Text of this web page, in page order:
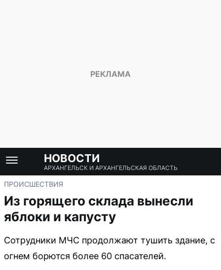
НОВОСТИ
АРХАНГЕЛЬСК И АРХАНГЕЛЬСКАЯ ОБЛАСТЬ
ПРОИСШЕСТВИЯ
Из горящего склада вынесли
яблоки и капусту
Сотрудники МЧС продолжают тушить здание, с
огнем борются более 60 спасателей.